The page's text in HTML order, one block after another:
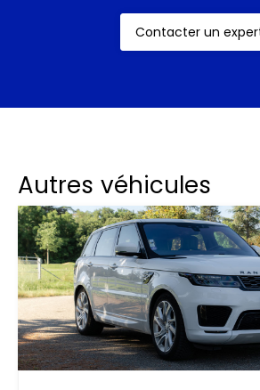
Contacter un
Autres véhicules